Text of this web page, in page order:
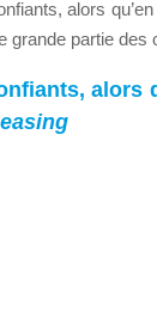
alors qu’en
grande partie des
alors